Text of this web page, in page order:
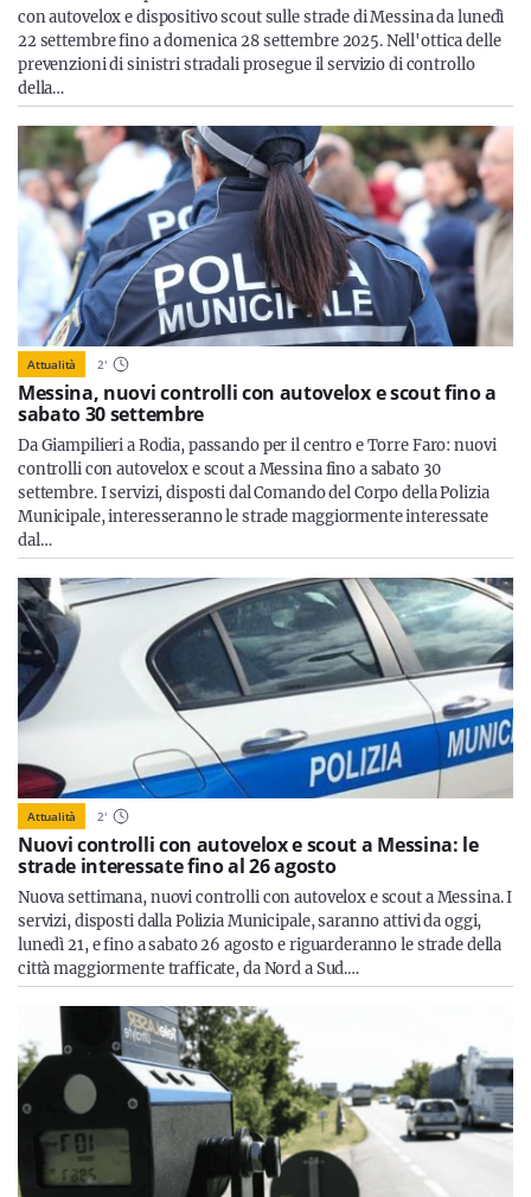
con autovelox e dispositivo scout sulle strade di Messina da lunedì
22 settembre fino a domenica 28 settembre 2025. Nell'ottica delle
prevenzioni di sinistri stradali prosegue il servizio di controllo
della…
Attualità 2'
Messina, nuovi controlli con autovelox e scout fino a
sabato 30 settembre
Da Giampilieri a Rodia, passando per il centro e Torre Faro: nuovi
controlli con autovelox e scout a Messina fino a sabato 30
settembre. I servizi, disposti dal Comando del Corpo della Polizia
Municipale, interesseranno le strade maggiormente interessate
dal…
Attualità 2'
Nuovi controlli con autovelox e scout a Messina: le
strade interessate fino al 26 agosto
Nuova settimana, nuovi controlli con autovelox e scout a Messina. I
servizi, disposti dalla Polizia Municipale, saranno attivi da oggi,
lunedì 21, e fino a sabato 26 agosto e riguarderanno le strade della
città maggiormente trafficate, da Nord a Sud.…